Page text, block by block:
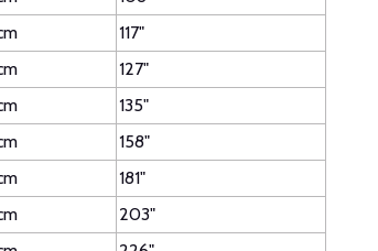
117"
127"
135"
158"
181"
203"